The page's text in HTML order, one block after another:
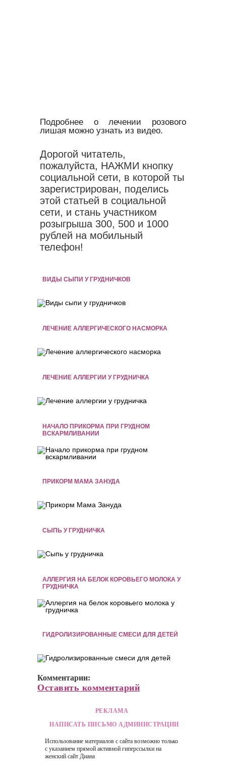
Подробнее о лечении розового
лишая можно узнать из видео.
Дорогой читатель,
пожалуйста, НАЖМИ кнопку
социальной сети, в которой ты
зарегистрирован, поделись
этой статьей в социальной
сети, и стань участником
розыгрыша 300, 500 и 1000
рублей на мобильный
телефон!
ВИДЫ СЫПИ У ГРУДНИЧКОВ
ЛЕЧЕНИЕ АЛЛЕРГИЧЕСКОГО НАСМОРКА
ЛЕЧЕНИЕ АЛЛЕРГИИ У ГРУДНИЧКА
НАЧАЛО ПРИКОРМА ПРИ ГРУДНОМ
ВСКАРМЛИВАНИИ
ПРИКОРМ МАМА ЗАНУДА
СЫПЬ У ГРУДНИЧКА
АЛЛЕРГИЯ НА БЕЛОК КОРОВЬЕГО МОЛОКА У
ГРУДНИЧКА
ГИДРОЛИЗИРОВАННЫЕ СМЕСИ ДЛЯ ДЕТЕЙ
Комментарии:
Оставить комментарий
РЕКЛАМА
НАПИСАТЬ ПИСЬМО АДМИНИСТРАЦИИ
Использование материалов с сайта возможно только
с указанием прямой активной гиперссылки на
женский сайт Диана